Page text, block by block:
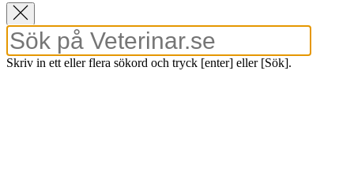
Skriv in ett eller flera sökord och tryck [enter] eller [Sök].